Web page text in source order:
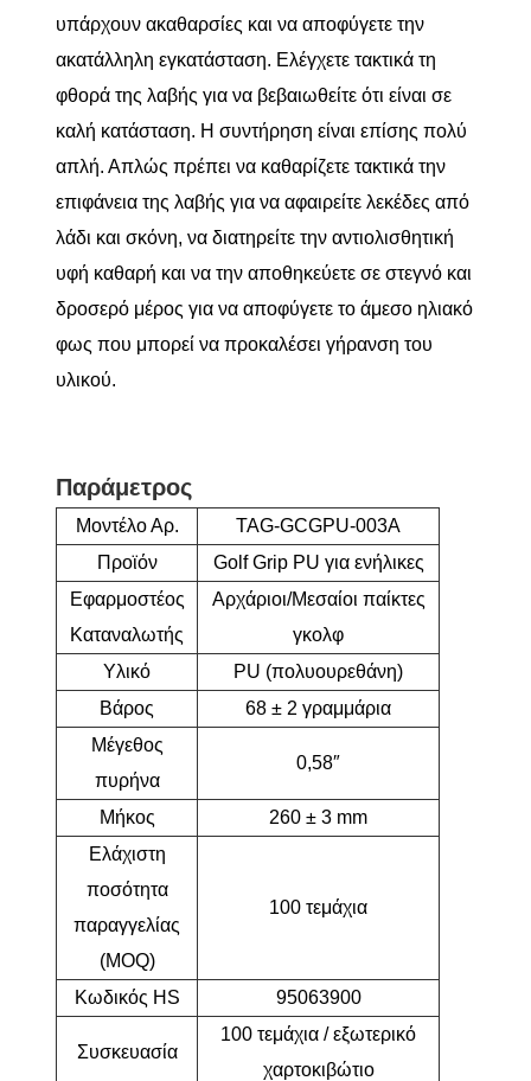
υπάρχουν ακαθαρσίες και να αποφύγετε την
ακατάλληλη εγκατάσταση. Ελέγχετε τακτικά τη
φθορά της λαβής για να βεβαιωθείτε ότι είναι σε
καλή κατάσταση. Η συντήρηση είναι επίσης πολύ
απλή. Απλώς πρέπει να καθαρίζετε τακτικά την
επιφάνεια της λαβής για να αφαιρείτε λεκέδες από
λάδι και σκόνη, να διατηρείτε την αντιολισθητική
υφή καθαρή και να την αποθηκεύετε σε στεγνό και
δροσερό μέρος για να αποφύγετε το άμεσο ηλιακό
φως που μπορεί να προκαλέσει γήρανση του
υλικού.
Παράμετρος
Μοντέλο Αρ.
TAG-GCGPU-003A
Προϊόν
Golf Grip PU για ενήλικες
Εφαρμοστέος
Καταναλωτής
Αρχάριοι/Μεσαίοι παίκτες
γκολφ
Υλικό
PU (πολυουρεθάνη)
Βάρος
68 ± 2 γραμμάρια
Μέγεθος
πυρήνα
0,58″
Μήκος
260 ± 3 mm
Ελάχιστη
ποσότητα
παραγγελίας
(MOQ)
100 τεμάχια
Κωδικός HS 95063900
Συσκευασία
100 τεμάχια / εξωτερικό
χαρτοκιβώτιο